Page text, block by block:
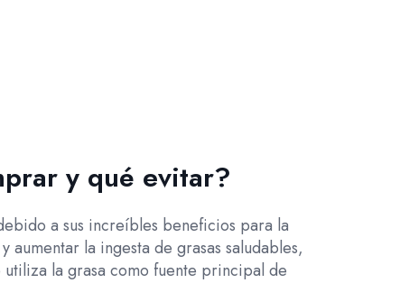
y qué evitar?
a sus increíbles beneficios para la
la ingesta de grasas saludables,
la grasa como fuente principal de